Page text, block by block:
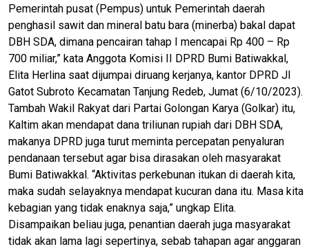
Pemerintah pusat (Pempus) untuk Pemerintah daerah
penghasil sawit dan mineral batu bara (minerba) bakal dapat
DBH SDA, dimana pencairan tahap I mencapai Rp 400 – Rp
700 miliar,” kata Anggota Komisi II DPRD Bumi Batiwakkal,
Elita Herlina saat dijumpai diruang kerjanya, kantor DPRD Jl
Gatot Subroto Kecamatan Tanjung Redeb, Jumat (6/10/2023).
Tambah Wakil Rakyat dari Partai Golongan Karya (Golkar) itu,
Kaltim akan mendapat dana triliunan rupiah dari DBH SDA,
makanya DPRD juga turut meminta percepatan penyaluran
pendanaan tersebut agar bisa dirasakan oleh masyarakat
Bumi Batiwakkal. “Aktivitas perkebunan itukan di daerah kita,
maka sudah selayaknya mendapat kucuran dana itu. Masa kita
kebagian yang tidak enaknya saja,” ungkap Elita.
Disampaikan beliau juga, penantian daerah juga masyarakat
tidak akan lama lagi sepertinya, sebab tahapan agar anggaran